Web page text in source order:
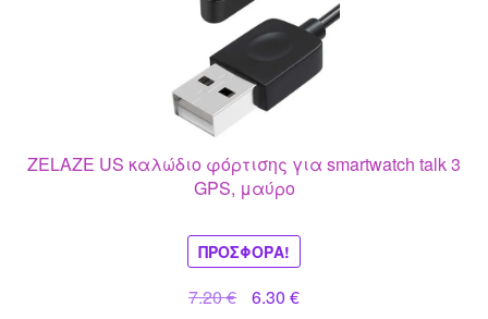
ZELAZE US καλώδιο φόρτισης για smartwatch talk 3
GPS, μαύρο
ΠΡΟΣΦΟΡΆ!
7.20€
Original
6.30 €Η